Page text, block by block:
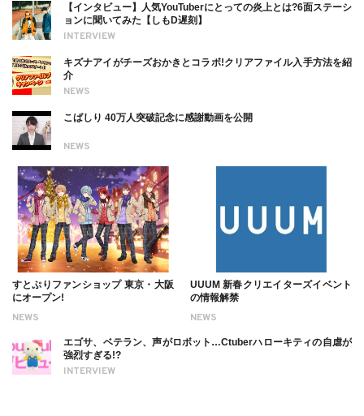
INTERVIEW
【インタビュー】人気YouTuberにとっての炎上とは?6面ステーシ
ョンに聞いてみた【しもD遅刻】
NEWS
キズナアイがチーズおかきとコラボ!クリアファイル入手方法を紹
介
NEWS
こばしり 40万人突破記念に感謝動画を公開
NEWS
すとぷりファンショップ 東京・大阪
にオープン!
NEWS
UUUM 新春クリエイターズイベント
の情報解禁
INTERVIEW
エゴサ、ベテラン、声がロボット…Ctuberハローキティの自虐が
強烈すぎる!?